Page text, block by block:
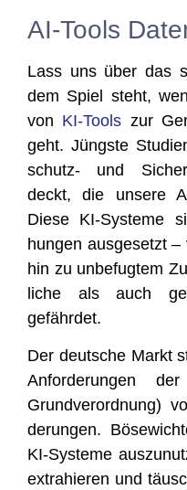
AI-Tools
Lass uns über das
dem Spiel steht,
von KI-Tools zur
geht. Jüngs­te
schutz- und
deckt, die unse­re
Die­se KI-Sys­te­me
hun­gen aus­ge­setzt
hin zu unbe­fug­tem
li­che als auch
gefährdet.
Der deut­sche Markt
Anfor­de­run­gen
Grund­ver­ord­nung)
de­run­gen.
KI-Sys­te­me
extra­hie­ren und